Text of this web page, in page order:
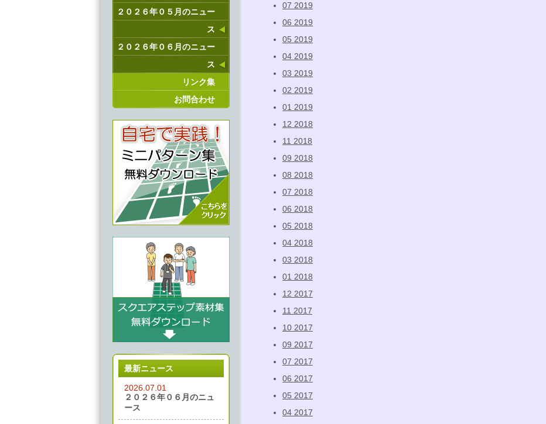
２０２６年０５月のニュー
ス
２０２６年０６月のニュー
ス
リンク集
お問合わせ
最新ニュース
2026.07.01
２０２６年０６月のニュ
ース
07 2019
06 2019
05 2019
04 2019
03 2019
02 2019
01 2019
12 2018
11 2018
09 2018
08 2018
07 2018
06 2018
05 2018
04 2018
03 2018
01 2018
12 2017
11 2017
10 2017
09 2017
07 2017
06 2017
05 2017
04 2017